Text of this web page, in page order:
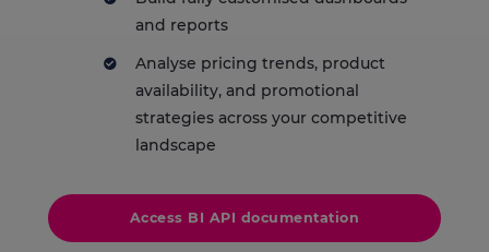
and reports
Analyse pricing trends, product
availability, and promotional
strategies across your competitive
landscape
Access BI API documentation